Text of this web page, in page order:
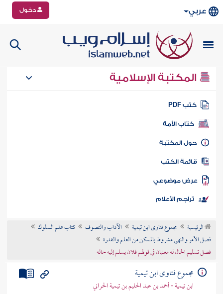
عربي دخول
المكتبة الإسلامية
كتب PDF
كتاب الأمة
المكتبة
الكتب
موضوعي
تراجم الأعلام
الرئيسية مجموع فتاوى ابن تيمية الآداب والتصوف
كتاب علم السلوك
فصل الأمر والنهي مشروط بالممكن من العلم والقدرة
فصل تسليم الحال له معنيان في قولهم فلان يسلم إليه حاله
مجموع فتاوى ابن تيمية
ابن تيمية - أحمد بن عبد الحليم بن تيمية الحراني